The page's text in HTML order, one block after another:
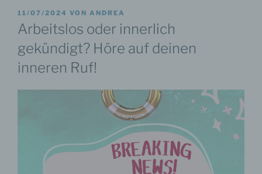
VERÖFFENTLICHT
AM
11/07/2024 VON ANDREA
Arbeitslos oder innerlich
gekündigt? Höre auf deinen
inneren Ruf!